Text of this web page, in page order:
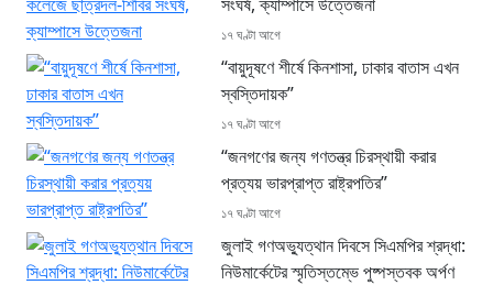
১৭ ঘণ্টা আগে
“বায়ুদূষণে শীর্ষে কিনশাসা, ঢাকার বাতাস এখন
স্বস্তিদায়ক”
১৭ ঘণ্টা আগে
“জনগণের জন্য গণতন্ত্র চিরস্থায়ী করার
প্রত্যয় ভারপ্রাপ্ত রাষ্ট্রপতির”
১৭ ঘণ্টা আগে
জুলাই গণঅভ্যুত্থান দিবসে সিএমপির শ্রদ্ধা:
নিউমার্কেটের স্মৃতিস্তম্ভে পুষ্পস্তবক অর্পণ